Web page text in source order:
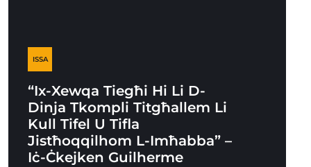
ISSA
“Ix-Xewqa Tiegħi Hi Li D-
Dinja Tkompli Titgħallem Li
Kull Tifel U Tifla
Jistħoqqilhom L-Imħabba” –
Iċ-Ċkejken Guilherme